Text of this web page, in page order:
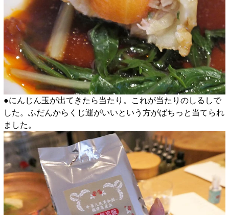
●にんじん玉が出てきたら当たり。これが当たりのしるしで
した。ふだんからくじ運がいいという方がばちっと当てられ
ました。